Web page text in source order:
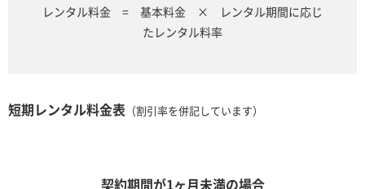
レンタル料金 = 基本料金 × レンタル期間に応じ
たレンタル料率
短期レンタル料金表 （割引率を併記しています）
契約期間が1ヶ月未満の場合